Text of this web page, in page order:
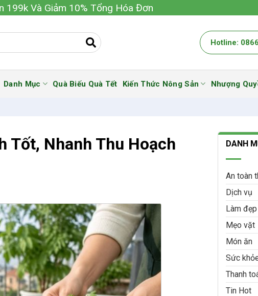
199k Và Giảm 10% Tổng Hóa Đơn
Hotline:
Danh Mục Quà Biếu Quà Tết Kiến Thức Nông Sản Nhượng
Tốt, Nhanh Thu Hoạch DANH
An toàn
Dịch vụ
Làm đẹp
Mẹo vặt
Món ăn
Sức
Thanh
Tin Hot